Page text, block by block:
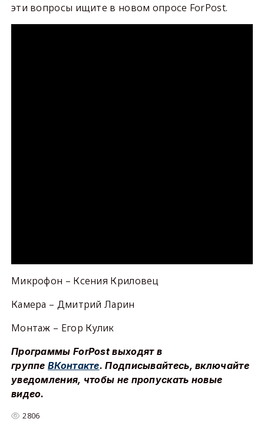
эти вопросы ищите в новом опросе ForPost.
Микрофон – Ксения Криловец
Камера – Дмитрий Ларин
Монтаж – Егор Кулик
Программы ForPost выходят в
группеВКонтакте. Подписывайтесь, включайте
уведомления, чтобы не пропускать новые
видео.
2806